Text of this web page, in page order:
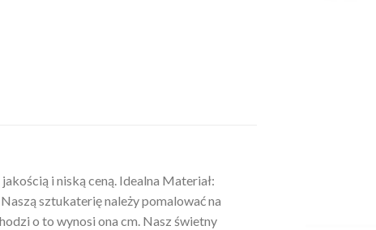
i niską ceną. Idealna Materiał:
sztukaterię należy pomalować na
o to wynosi ona cm. Nasz świetny